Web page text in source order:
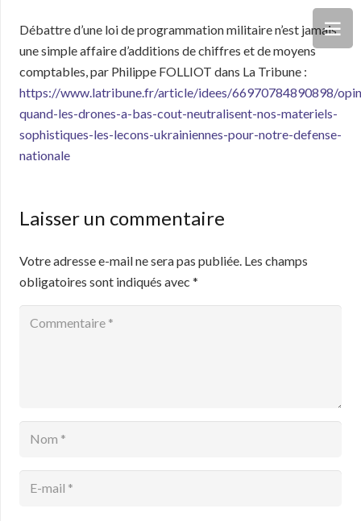
Débattre d’une loi de programmation militaire n’est jamais
une simple affaire d’additions de chiffres et de moyens
comptables, par Philippe FOLLIOT dans La Tribune :
https://www.latribune.fr/article/idees/66970784890898/
quand-les-drones-a-bas-cout-neutralisent-nos-materiels-
sophistiques-les-lecons-ukrainiennes-pour-notre-defense-
nationale
Laisser un commentaire
Votre adresse e-mail ne sera pas publiée. Les champs
obligatoires sont indiqués avec *